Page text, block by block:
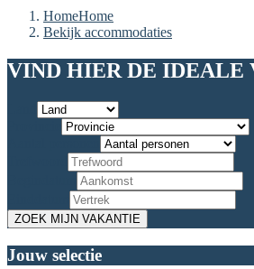
HomeHome
Bekijk accommodaties
VIND HIER DE IDEALE
Jouw selectie